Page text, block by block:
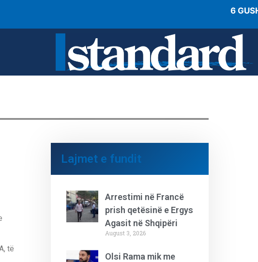
6
të
Lajmet e fundit
Arrestimi në Francë
prish qetësinë e Ergys
Agasit në Shqipëri
August 3, 2026
Olsi Rama mik me